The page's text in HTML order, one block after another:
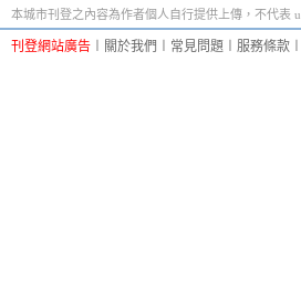
本城市刊登之內容為作者個人自行提供上傳，不代表
刊登網站廣告 關於我們 常見問題 服務條款